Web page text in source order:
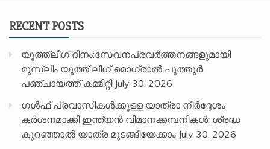
RECENT POSTS
യൂത്ത്ലീഗ് ദിനം:സേവനപ്രവർത്തനങ്ങളുമായി
മുസ്ലിം യൂത്ത് ലീഗ് മൊഗ്രാൽ പുത്തൂർ
പഞ്ചായത്ത് കമ്മിറ്റി July 30, 2026
ഗൾഫ് പ്രവാസികൾക്കുള്ള യാത്രാ നിർദ്ദേശം
കർശനമാക്കി ഇന്ത്യൻ വിമാനക്കമ്പനികൾ; ശ്രദ്ധ
കുറഞ്ഞാൽ യാത്ര മുടങ്ങിയേക്കാം July 30, 2026